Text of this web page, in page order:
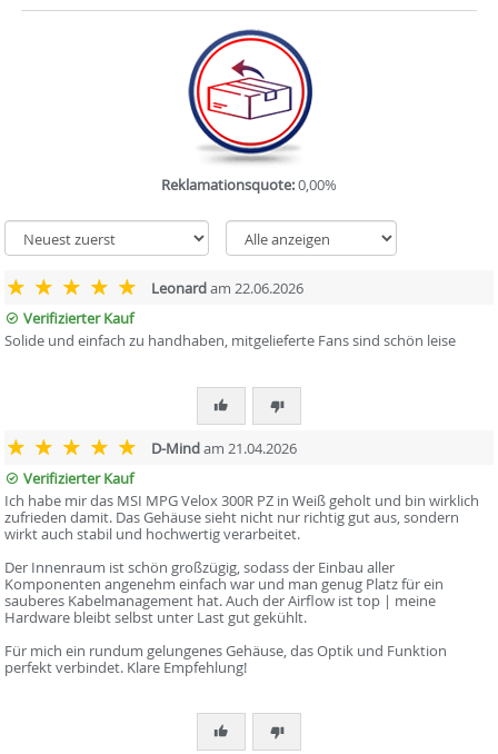
Reklamationsquote:0,00%
Leonardam 22.06.2026
Verifizierter Kauf
Solide und einfach zu handhaben, mitgelieferte Fans sind schön leise
D-Mindam 21.04.2026
Verifizierter Kauf
Ich habe mir das MSI MPG Velox 300R PZ in Weiß geholt und bin wirklich
zufrieden damit. Das Gehäuse sieht nicht nur richtig gut aus, sondern
wirkt auch stabil und hochwertig verarbeitet.
Der Innenraum ist schön großzügig, sodass der Einbau aller
Komponenten angenehm einfach war und man genug Platz für ein
sauberes Kabelmanagement hat. Auch der Airflow ist top | meine
Hardware bleibt selbst unter Last gut gekühlt.
Für mich ein rundum gelungenes Gehäuse, das Optik und Funktion
perfekt verbindet. Klare Empfehlung!